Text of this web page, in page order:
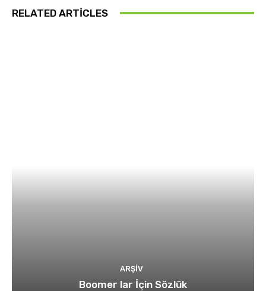
RELATED ARTICLES
ARŞIV
Boomer lar İçin Sözlük